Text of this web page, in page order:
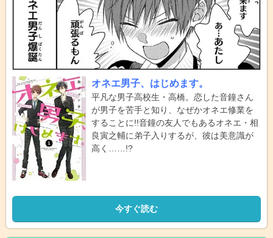
オネエ男子、はじめます。
平凡な男子高校生・高橋。恋した音鐘さん
が男子を苦手と知り、なぜかオネエ修業を
することに!!音鐘の友人でもあるオネエ・相
良寅之輔に弟子入りするが、彼は美意識が
高く……!?
今すぐ読む